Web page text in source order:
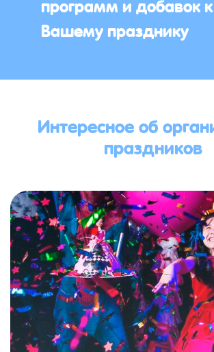
Вашему празднику
Интересное об
праздников